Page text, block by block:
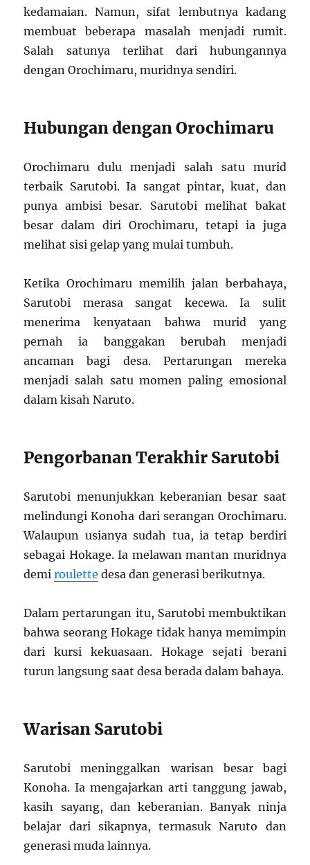
kedamaian. Namun, sifat lembutnya kadang
membuat beberapa masalah menjadi rumit.
Salah satunya terlihat dari hubungannya
dengan Orochimaru, muridnya sendiri.
Hubungan dengan Orochimaru
Orochimaru dulu menjadi salah satu murid
terbaik Sarutobi. Ia sangat pintar, kuat, dan
punya ambisi besar. Sarutobi melihat bakat
besar dalam diri Orochimaru, tetapi ia juga
melihat sisi gelap yang mulai tumbuh.
Ketika Orochimaru memilih jalan berbahaya,
Sarutobi merasa sangat kecewa. Ia sulit
menerima kenyataan bahwa murid yang
pernah ia banggakan berubah menjadi
ancaman bagi desa. Pertarungan mereka
menjadi salah satu momen paling emosional
dalam kisah Naruto.
Pengorbanan Terakhir Sarutobi
Sarutobi menunjukkan keberanian besar saat
melindungi Konoha dari serangan Orochimaru.
Walaupun usianya sudah tua, ia tetap berdiri
sebagai Hokage. Ia melawan mantan muridnya
demiroulette desa dan generasi berikutnya.
Dalam pertarungan itu, Sarutobi membuktikan
bahwa seorang Hokage tidak hanya memimpin
dari kursi kekuasaan. Hokage sejati berani
turun langsung saat desa berada dalam bahaya.
Warisan Sarutobi
Sarutobi meninggalkan warisan besar bagi
Konoha. Ia mengajarkan arti tanggung jawab,
kasih sayang, dan keberanian. Banyak ninja
belajar dari sikapnya, termasuk Naruto dan
generasi muda lainnya.